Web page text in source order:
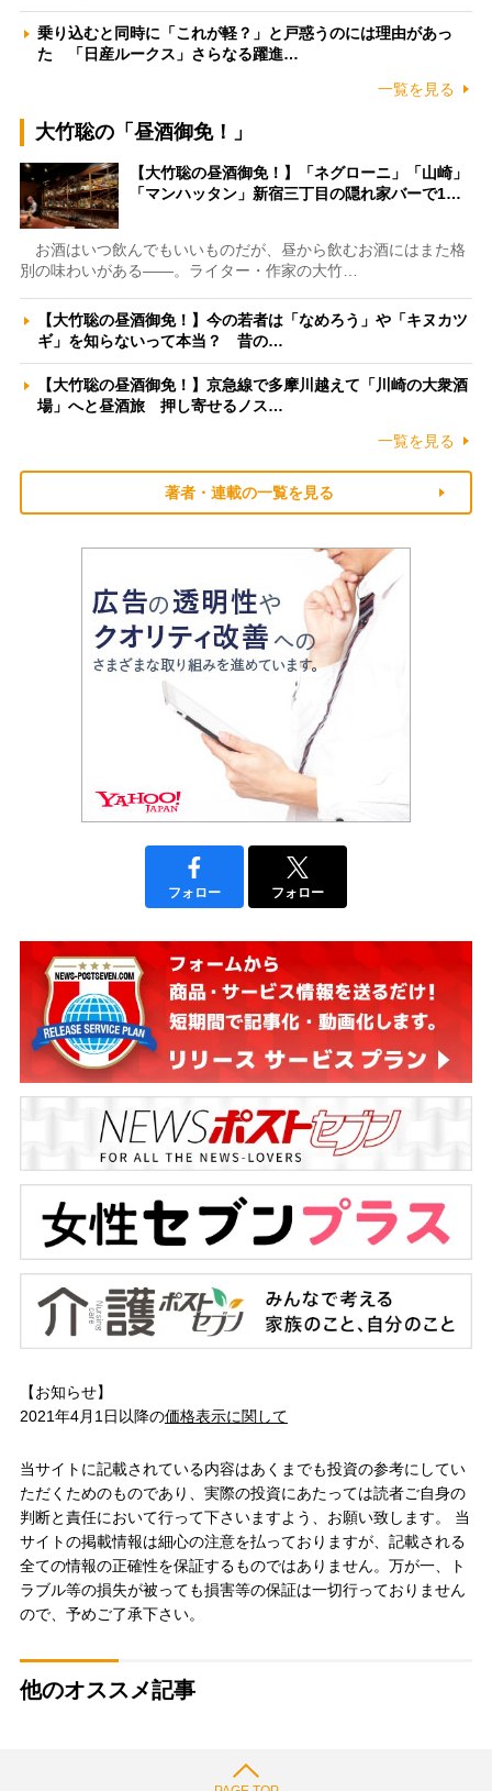
乗り込むと同時に「これが軽？」と戸惑うのには理由があっ
た 「日産ルークス」さらなる躍進…
一覧を見る
大竹聡の「昼酒御免！」
【大竹聡の昼酒御免！】「ネグローニ」「山崎」
「マンハッタン」新宿三丁目の隠れ家バーで1…
お酒はいつ飲んでもいいものだが、昼から飲むお酒にはまた格
別の味わいがある――。ライター・作家の大竹…
【大竹聡の昼酒御免！】今の若者は「なめろう」や「キヌカツ
ギ」を知らないって本当？ 昔の…
【大竹聡の昼酒御免！】京急線で多摩川越えて「川崎の大衆酒
場」へと昼酒旅 押し寄せるノス…
一覧を見る
著者・連載の一覧を見る
フォロー フォロー
【お知らせ】
2021年4月1日以降の価格表示に関して
当サイトに記載されている内容はあくまでも投資の参考にしてい
ただくためのものであり、実際の投資にあたっては読者ご自身の
判断と責任において行って下さいますよう、お願い致します。 当
サイトの掲載情報は細心の注意を払っておりますが、記載される
全ての情報の正確性を保証するものではありません。万が一、ト
ラブル等の損失が被っても損害等の保証は一切行っておりません
ので、予めご了承下さい。
他のオススメ記事